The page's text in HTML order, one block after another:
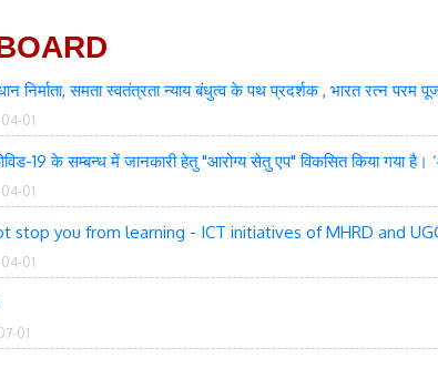
निर्माता, समता स्वतंत्रता न्याय बंधुत्व के पथ प्रदर्शक , भारत रत्न
01
19 के सम्बन्ध में जानकारी हेतु "आरोग्य सेतु एप" विकसित किया गया
01
stop you from learning - ICT initiatives of MHRD and
01
01